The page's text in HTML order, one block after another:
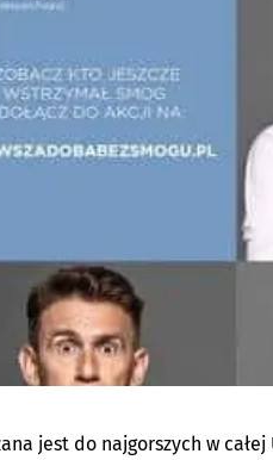
jest do najgorszych w